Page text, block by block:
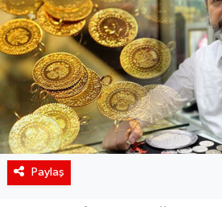
Paylaş
Yaşam